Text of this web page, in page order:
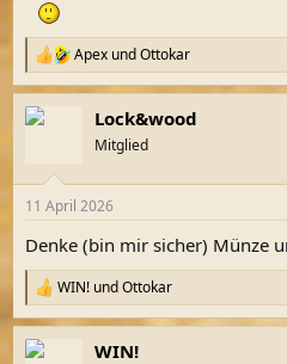
R
e
a
k
e
:
Apex undOttokar
Lock&wood
Mitglied
11 April 2026
Denke (bin mir sicher) Münze
R
e
a
k
WIN! undOttokar
WIN!